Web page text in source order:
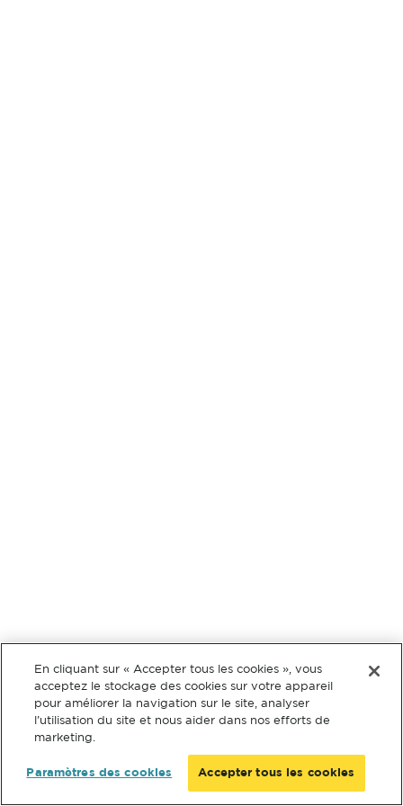
En cliquant sur « Accepter tous les cookies », vous
acceptez le stockage des cookies sur votre appareil
pour améliorer la navigation sur le site, analyser
l’utilisation du site et nous aider dans nos efforts de
marketing.
Paramètres des cookies Accepter tous les cookies